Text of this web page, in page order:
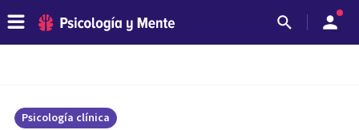
Psicología clínica